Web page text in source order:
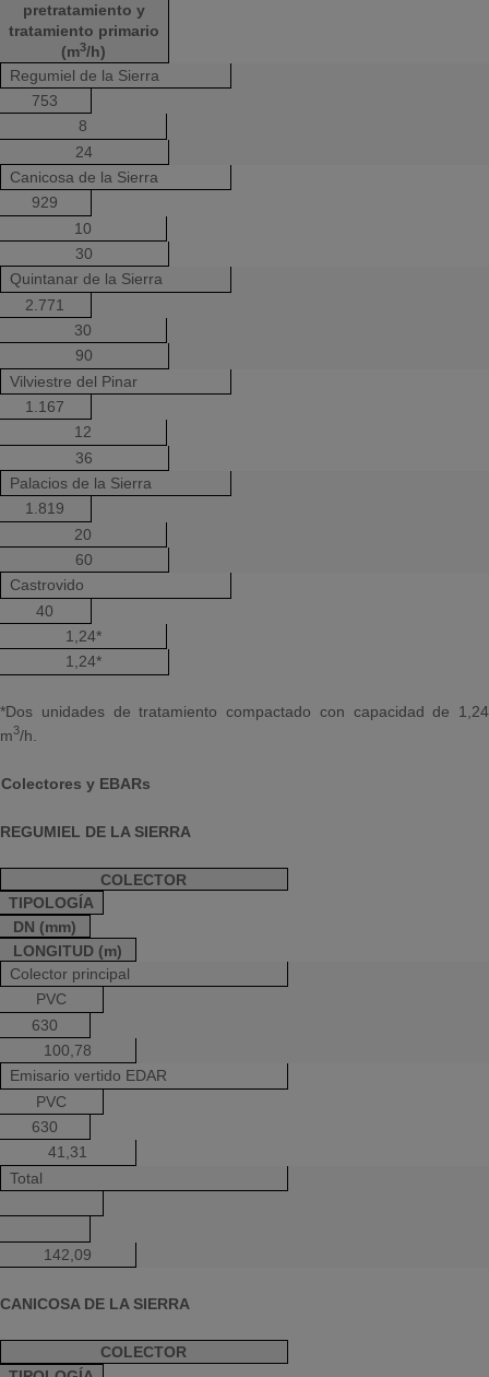
pretratamiento y
tratamiento primario
(m3/h)
Regumiel de la Sierra
753
8
24
Canicosa de la Sierra
929
10
30
Quintanar de la Sierra
2.771
30
90
Vilviestre del Pinar
1.167
12
36
Palacios de la Sierra
1.819
20
60
Castrovido
40
1,24*
1,24*
*Dos unidades de tratamiento compactado con capacidad de 1,24
m3/h.
Colectores y EBARs
REGUMIEL DE LA SIERRA
COLECTOR
TIPOLOGÍA
DN (mm)
LONGITUD (m)
Colector principal
PVC
630
100,78
Emisario vertido EDAR
PVC
630
41,31
Total
142,09
CANICOSA DE LA SIERRA
COLECTOR